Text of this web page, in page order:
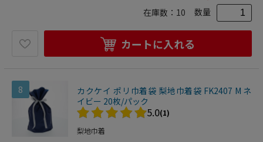
在庫数： 10 数量
カートに入れる
8
カクケイ ポリ巾着袋 梨地巾着袋 FK2407 M ネ
イビー 20枚/パック
5.0(1)
梨地巾着